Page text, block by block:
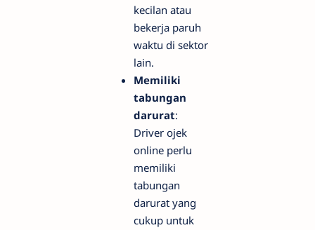
kecilan atau
bekerja paruh
waktu di sektor
lain.
Memiliki
tabungan
darurat:
Driver ojek
online perlu
memiliki
tabungan
darurat yang
cukup untuk